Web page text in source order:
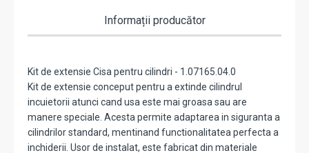
Informații producător
Kit de extensie Cisa pentru cilindri - 1.07165.04.0
Kit de extensie conceput pentru a extinde cilindrul
incuietorii atunci cand usa este mai groasa sau are
manere speciale. Acesta permite adaptarea in siguranta a
cilindrilor standard, mentinand functionalitatea perfecta a
inchiderii. Usor de instalat, este fabricat din materiale